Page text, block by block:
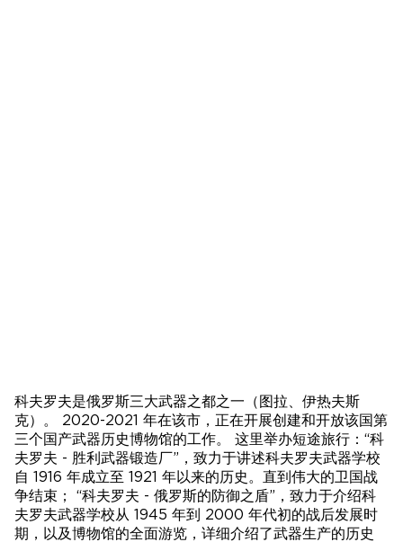
科夫罗夫是俄罗斯三大武器之都之一（图拉、伊热夫斯
克）。 2020-2021 年在该市，正在开展创建和开放该国第
三个国产武器历史博物馆的工作。 这里举办短途旅行：“科
夫罗夫 - 胜利武器锻造厂”，致力于讲述科夫罗夫武器学校
自 1916 年成立至 1921 年以来的历史。直到伟大的卫国战
争结束； “科夫罗夫 - 俄罗斯的防御之盾”，致力于介绍科
夫罗夫武器学校从 1945 年到 2000 年代初的战后发展时
期，以及博物馆的全面游览，详细介绍了武器生产的历史